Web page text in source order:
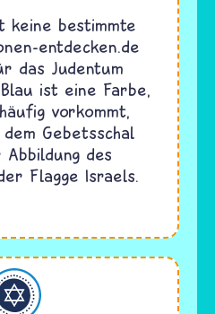
keine bestimmte
entdecken.de
das Judentum
ist eine Farbe,
vorkommt,
Gebetsschal
des
Flagge Israels.